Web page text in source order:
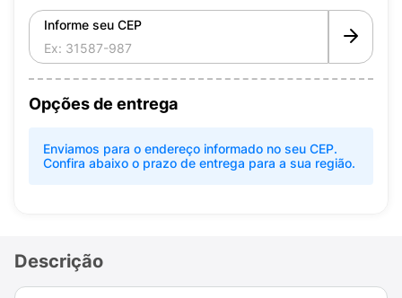
Informe seu CEP
Opções de entrega
Enviamos para o endereço informado no seu CEP.
Confira abaixo o prazo de entrega para a sua região.
Descrição